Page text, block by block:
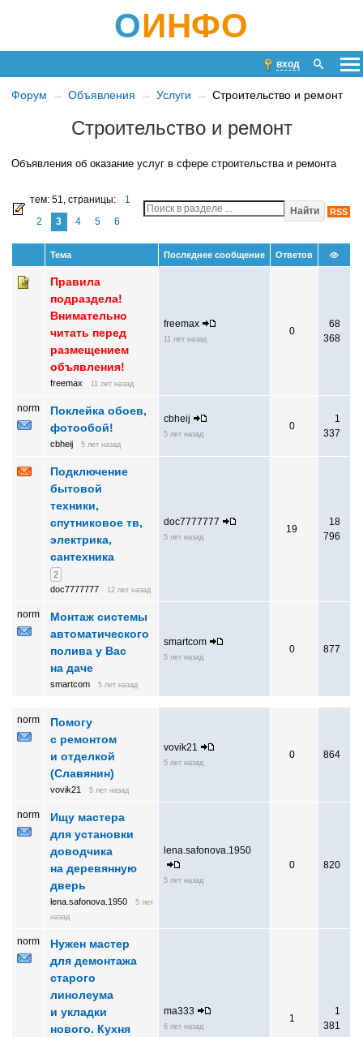
ОИНФО
вход
Форум Объявления Услуги Строительство и ремонт
Строительство и ремонт
Объявления об оказание услуг в сфере строительства и ремонта
тем: 51, страницы:
1
2
3 4 5 6
Найти RSS
Тема Последнее сообщение Ответов
Правила
подраздела!
Внимательно
читать перед
размещением
объявления!
freemax 11 лет назад
freemax
11 лет назад
0
68
368
norm
Поклейка обоев,
фотообой!
cbheij 5 лет назад
cbheij
5 лет назад
0
1
337
Подключение
бытовой
техники,
спутниковое тв,
электрика,
сантехника
2
doc7777777
12 лет назад
doc7777777
5 лет назад
19
18
796
norm
Монтаж системы
автоматического
полива у Вас
на даче
smartcom 5 лет назад
smartcom
5 лет назад
0 877
norm
Помогу
с ремонтом
и отделкой
(Славянин)
vovik21 5 лет назад
vovik21
5 лет назад
0 864
norm
Ищу мастера
для установки
доводчика
на деревянную
дверь
lena.safonova.1950
5 лет
назад
lena.safonova.1950
5 лет назад
0 820
norm
Нужен мастер
для демонтажа
старого
линолеума
и укладки
нового. Кухня
ma333
6 лет назад
1
1
381